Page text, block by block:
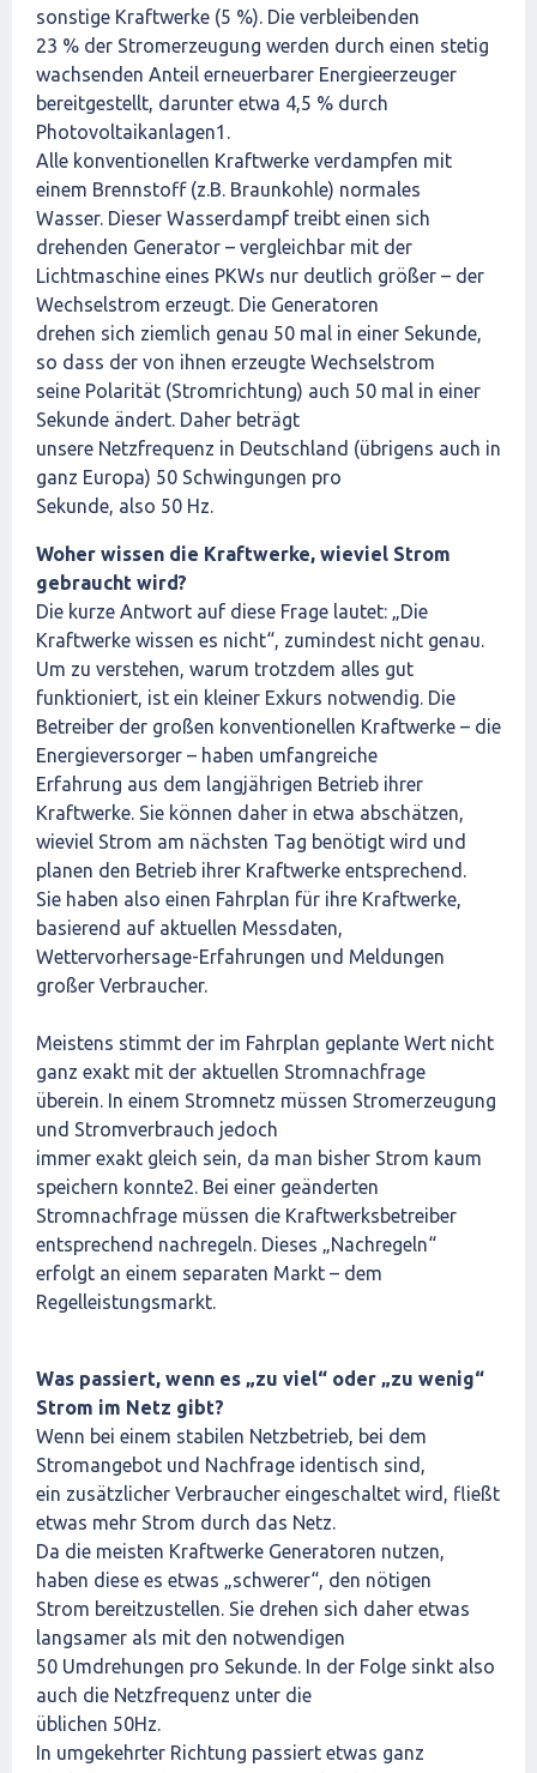
sonstige Kraftwerke (5 %). Die verbleibenden
23 % der Stromerzeugung werden durch einen stetig
wachsenden Anteil erneuerbarer Energieerzeuger
bereitgestellt, darunter etwa 4,5 % durch
Photovoltaikanlagen1.
Alle konventionellen Kraftwerke verdampfen mit
einem Brennstoff (z.B. Braunkohle) normales
Wasser. Dieser Wasserdampf treibt einen sich
drehenden Generator – vergleichbar mit der
Lichtmaschine eines PKWs nur deutlich größer – der
Wechselstrom erzeugt. Die Generatoren
drehen sich ziemlich genau 50 mal in einer Sekunde,
so dass der von ihnen erzeugte Wechselstrom
seine Polarität (Stromrichtung) auch 50 mal in einer
Sekunde ändert. Daher beträgt
unsere Netzfrequenz in Deutschland (übrigens auch in
ganz Europa) 50 Schwingungen pro
Sekunde, also 50 Hz.
Woher wissen die Kraftwerke, wieviel Strom
gebraucht wird?
Die kurze Antwort auf diese Frage lautet: „Die
Kraftwerke wissen es nicht“, zumindest nicht genau.
Um zu verstehen, warum trotzdem alles gut
funktioniert, ist ein kleiner Exkurs notwendig. Die
Betreiber der großen konventionellen Kraftwerke – die
Energieversorger – haben umfangreiche
Erfahrung aus dem langjährigen Betrieb ihrer
Kraftwerke. Sie können daher in etwa abschätzen,
wieviel Strom am nächsten Tag benötigt wird und
planen den Betrieb ihrer Kraftwerke entsprechend.
Sie haben also einen Fahrplan für ihre Kraftwerke,
basierend auf aktuellen Messdaten,
Wettervorhersage-Erfahrungen und Meldungen
großer Verbraucher.
Meistens stimmt der im Fahrplan geplante Wert nicht
ganz exakt mit der aktuellen Stromnachfrage
überein. In einem Stromnetz müssen Stromerzeugung
und Stromverbrauch jedoch
immer exakt gleich sein, da man bisher Strom kaum
speichern konnte2. Bei einer geänderten
Stromnachfrage müssen die Kraftwerksbetreiber
entsprechend nachregeln. Dieses „Nachregeln“
erfolgt an einem separaten Markt – dem
Regelleistungsmarkt.
Was passiert, wenn es „zu viel“ oder „zu wenig“
Strom im Netz gibt?
Wenn bei einem stabilen Netzbetrieb, bei dem
Stromangebot und Nachfrage identisch sind,
ein zusätzlicher Verbraucher eingeschaltet wird, fließt
etwas mehr Strom durch das Netz.
Da die meisten Kraftwerke Generatoren nutzen,
haben diese es etwas „schwerer“, den nötigen
Strom bereitzustellen. Sie drehen sich daher etwas
langsamer als mit den notwendigen
50 Umdrehungen pro Sekunde. In der Folge sinkt also
auch die Netzfrequenz unter die
üblichen 50Hz.
In umgekehrter Richtung passiert etwas ganz